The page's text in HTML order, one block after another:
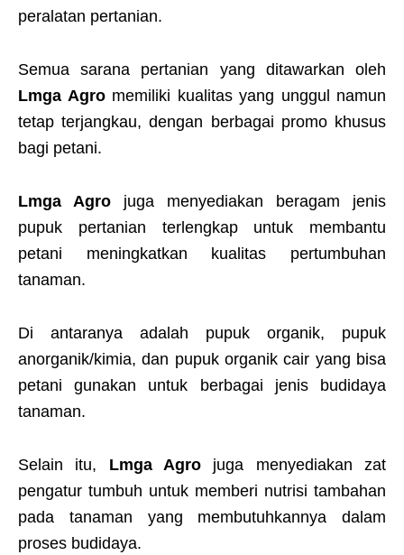
peralatan pertanian.
Semua sarana pertanian yang ditawarkan oleh
Lmga Agro memiliki kualitas yang unggul namun
tetap terjangkau, dengan berbagai promo khusus
bagi petani.
Lmga Agro juga menyediakan beragam jenis
pupuk pertanian terlengkap untuk membantu
petani meningkatkan kualitas pertumbuhan
tanaman.
Di antaranya adalah pupuk organik, pupuk
anorganik/kimia, dan pupuk organik cair yang bisa
petani gunakan untuk berbagai jenis budidaya
tanaman.
Selain itu, Lmga Agro juga menyediakan zat
pengatur tumbuh untuk memberi nutrisi tambahan
pada tanaman yang membutuhkannya dalam
proses budidaya.